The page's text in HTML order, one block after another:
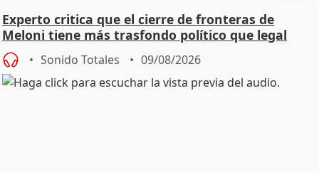
Experto critica que el cierre de fronteras de
Meloni tiene más trasfondo político que legal
Sonido Totales 09/08/2026